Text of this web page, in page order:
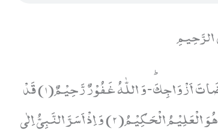
یٰۤاَیُّهَا النَّبِیُّ لِمَ تُحَرِّمُ مَاۤ اَحَلَّ اللّٰهُ لَكَۚ-تَبْتَغِیْ مَرْضَاتَ اَزْوَاجِكَؕ-وَ اللّٰهُ غَفُوْرٌ رَّحِیْمٌ(1) قَدْ
فَرَضَ اللّٰهُ لَكُمْ تَحِلَّةَ اَیْمَانِكُمْۚ-وَ اللّٰهُ مَوْلٰىكُمْۚ-وَ هُوَ الْعَلِیْمُ الْحَكِیْمُ(2) وَ اِذْ اَسَرَّ النَّبِیُّ اِلٰى